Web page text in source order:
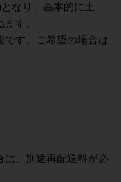
となり、基本的に土
す。
す。ご希望の場合は
は、別途再配送料が必